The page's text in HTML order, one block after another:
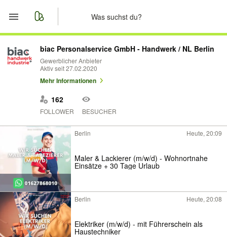
Start
Merkliste
Nachrichten
biac Personalservice GmbH - Handwerk / NL Berlin
Gewerblicher Anbieter
Aktiv seit 27.02.2020
Mehr Informationen
162
FOLLOWER BESUCHER
Berlin Heute, 20:09
Maler & Lackierer (m/w/d) - Wohnortnahe
Einsätze + 30 Tage Urlaub
Berlin Heute, 20:08
Elektriker (m/w/d) - mit Führerschein als
Haustechniker